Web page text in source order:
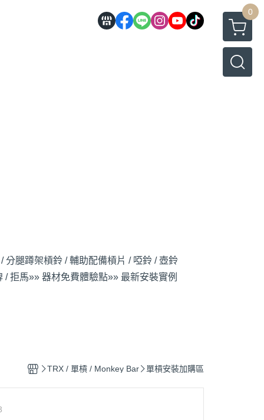
0
分腿蹲架槓鈴 / 輔助配備槓片 / 啞鈴 / 壺鈴
/ 拒馬»» 器材免費體驗點»» 最新安裝實例
TRX / 單槓 / Monkey Bar 單槓安裝加購區